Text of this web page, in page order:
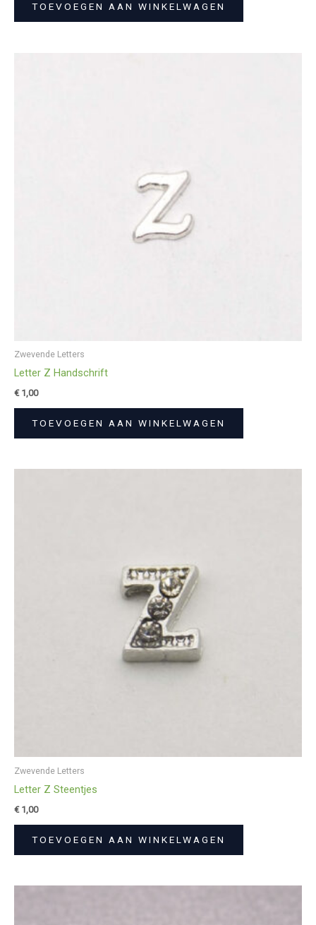
TOEVOEGEN AAN WINKELWAGEN
Zwevende Letters
Letter Z Handschrift
€1,00
TOEVOEGEN AAN WINKELWAGEN
Zwevende Letters
Letter Z Steentjes
€1,00
TOEVOEGEN AAN WINKELWAGEN